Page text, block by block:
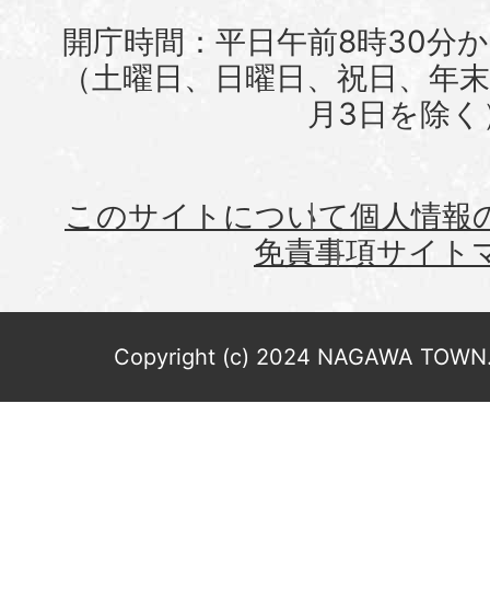
開庁時間：平日午前8時30分
（土曜日、日曜日、祝日、年
月3日を除く
このサイトについて個人情報
免責事項サイト
Copyright (c) 2024 NAGAWA